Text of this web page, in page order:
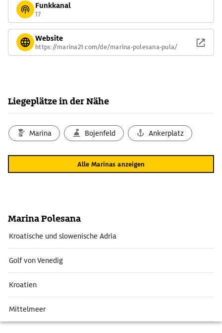
Funkkanal
17
Website
https://marina21.com/de/marina-polesana-pula/
Liegeplätze in der Nähe
Marina Bojenfeld Ankerplatz
Alle Marinas anzeigen
Marina Polesana
Kroatische und slowenische Adria
Golf von Venedig
Kroatien
Mittelmeer